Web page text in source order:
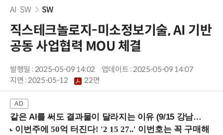
AI·SW SW
직스테크놀로지-미소정보기술, AI 기반
공동 사업협력 MOU 체결
발행일 : 2025-05-09 14:02
업데이트 : 2025-05-09 14:07
지면 :2025-05-12 22면
같은 AI를 써도 결과물이 달라지는 이유 (9/15 강남역)